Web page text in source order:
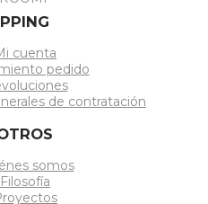
cuenta
pedido
de contratación
somos
Filosofía